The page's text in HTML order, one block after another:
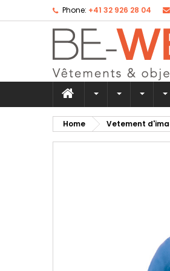
Phone: +41 32 926 28 04
Home Vetement